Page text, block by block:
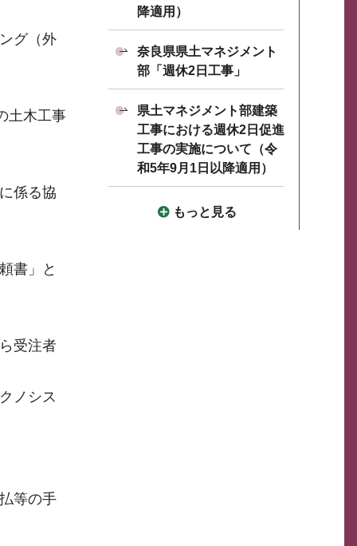
グ（外
土木工事
係る協
書」と
受注者
ノシス
等の手
降適用）
奈良県県土マネジメント
部「週休2日工事」
県土マネジメント部建築
工事における週休2日促進
工事の実施について（令
和5年9月1日以降適用）
もっと見る